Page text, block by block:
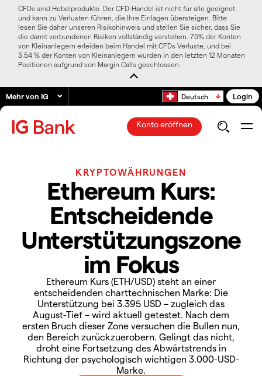
CFDs sind Hebelprodukte. Der CFD-Handel ist nicht für alle geeignet
und kann zu Verlusten führen, die Ihre Einlagen übersteigen. Bitte
lesen Sie daher unseren Risikohinweis und stellen Sie sicher, dass Sie
die damit verbundenen Risiken vollständig verstehen. 75% der Konten
von Kleinanlegern erleiden beim Handel mit CFDs Verluste, und bei
3.54 % der Konten von Kleinanlegern wurden in den letzten 12 Monaten
Positionen aufgrund von Margin Calls geschlossen.
Mehr von IG Deutsch Login
Konto eröffnen
KRYPTOWÄHRUNGEN
Ethereum Kurs:
Entscheidende
Unterstützungszone
im Fokus
Ethereum Kurs (ETH/USD) steht an einer
entscheidenden charttechnischen Marke: Die
Unterstützung bei 3.395 USD – zugleich das
August-Tief – wird aktuell getestet. Nach dem
ersten Bruch dieser Zone versuchen die Bullen nun,
den Bereich zurückzuerobern. Gelingt das nicht,
droht eine Fortsetzung des Abwärtstrends in
Richtung der psychologisch wichtigen 3.000-USD-
Marke.